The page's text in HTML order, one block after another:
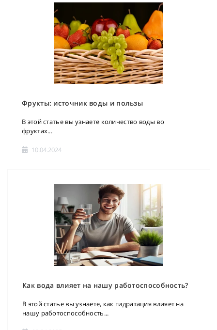
Фрукты: источник воды и пользы
В этой статье вы узнаете количество воды во
фруктах...
10.04.2024
Как вода влияет на нашу работоспособность?
В этой статье вы узнаете, как гидратация влияет на
нашу работоспособность...